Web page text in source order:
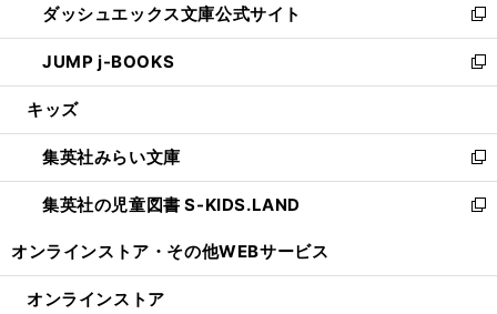
く
ド
ウ
で
開
ィ
ン
ド
ウ
開
く
い
ウ
ィ
ン
ウ
で
開
く
ダッシュエックス文庫公式サイト
新
し
い
ウ
ン
ド
ウ
で
JUMP j-BOOKS
新
し
ウ
ィ
ン
ド
開
キッズ
集英社みらい文庫
新
し
い
ン
集英社の児童図書 S-KIDS.LAND
新
ウ
オンラインストア・ その他WEBサービス
オンラインストア